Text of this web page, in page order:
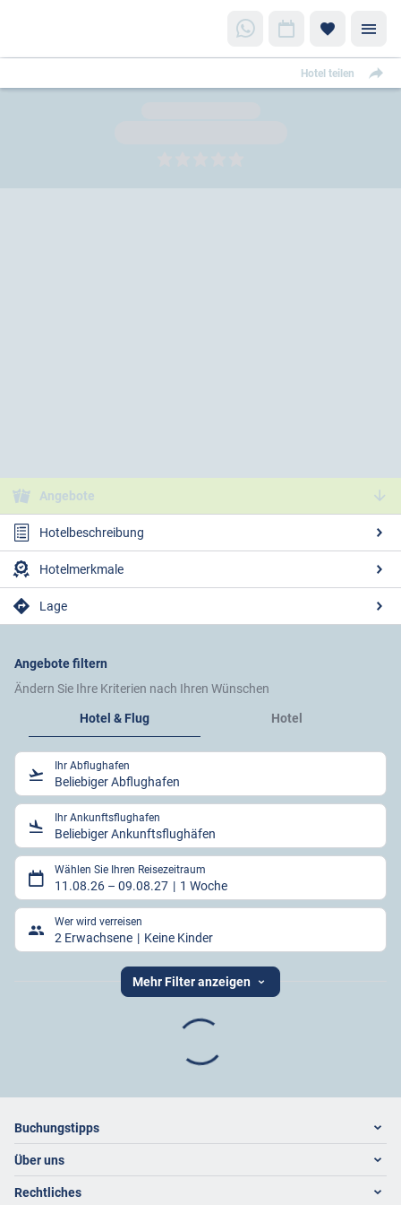
Hotel teilen
Angebote
Hotelbeschreibung
Hotelmerkmale
Lage
Angebote filtern
Ändern Sie Ihre Kriterien nach Ihren Wünschen
Hotel & Flug
Hotel
Ihr Abflughafen
Beliebiger Abflughafen
Ihr Ankunftsflughafen
Beliebiger Ankunftsflughäfen
Wählen Sie Ihren Reisezeitraum
11.08.26 – 09.08.27 1 Woche
Wer wird verreisen
2 Erwachsene Keine Kinder
Mehr Filter anzeigen
Footer navigation
Buchungstipps
Warum im Reisebüro buchen
Hoteltipps
Über uns
Kontakt
Rechtliches